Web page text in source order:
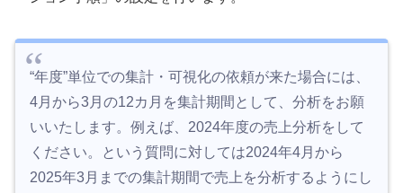
“年度”単位での集計・可視化の依頼が来た場合には、
4月から3月の12カ月を集計期間として、分析をお願
いいたします。例えば、2024年度の売上分析をして
ください。という質問に対しては2024年4月から
2025年3月までの集計期間で売上を分析するようにし